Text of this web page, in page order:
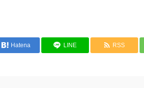
Hatena LINE RSS